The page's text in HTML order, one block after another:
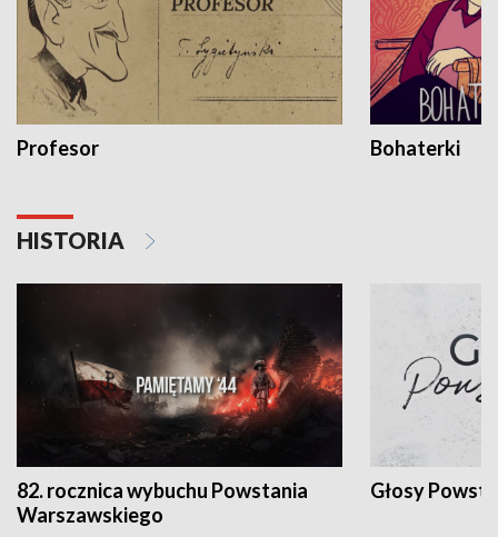
Profesor Bohaterki
HISTORIA
82. rocznica wybuchu Powstania
Warszawskiego
Głosy